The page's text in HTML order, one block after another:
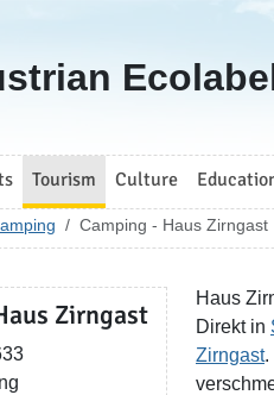
Tourism Culture
Camping - Haus Zirngast
Zirngast
Haus
Direkt in
Zirngast.